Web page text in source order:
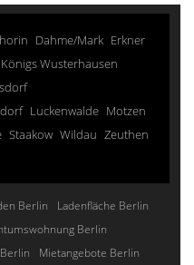
Dahme/Mark Erkner
Königs Wusterhausen
Luckenwalde Motzen
Staakow Wildau Zeuthen
Berlin
Ladenfläche Berlin
Berlin
Mietangebote Berlin